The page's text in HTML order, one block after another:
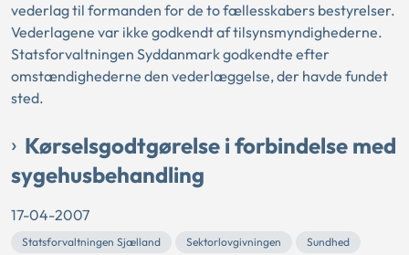
vederlag til formanden for de to fællesskabers bestyrelser.
Vederlagene var ikke godkendt af tilsynsmyndighederne.
Statsforvaltningen Syddanmark godkendte efter
omstændighederne den vederlæggelse, der havde fundet
sted.
Kørselsgodtgørelse i forbindelse med
sygehusbehandling
17-04-2007
Statsforvaltningen Sjælland Sektorlovgivningen
Sundhed